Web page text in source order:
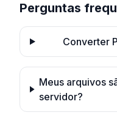
Perguntas
Converter
Meus arquivos
servidor?